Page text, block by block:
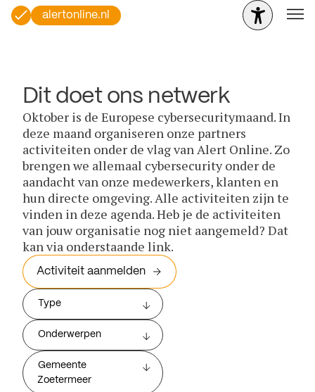
alertonline.nl
Dit doet ons netwerk
Oktober is de Europese cybersecuritymaand. In
deze maand organiseren onze partners
activiteiten onder de vlag van Alert Online. Zo
brengen we allemaal cybersecurity onder de
aandacht van onze medewerkers, klanten en
hun directe omgeving. Alle activiteiten zijn te
vinden in deze agenda. Heb je de activiteiten
van jouw organisatie nog niet aangemeld? Dat
kan via onderstaande link.
Activiteit aanmelden
Type
Onderwerpen
Gemeente
Zoetermeer